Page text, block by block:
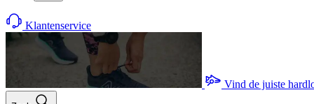
Klantenservice
Vind de juiste